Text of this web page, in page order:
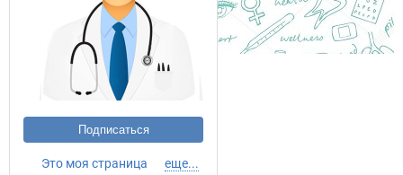
Подписаться
Это моя страница еще...